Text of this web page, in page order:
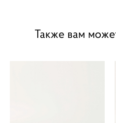
Также вам